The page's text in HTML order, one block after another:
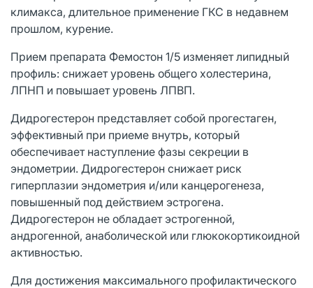
климакса, длительное применение ГКС в недавнем
прошлом, курение.
Прием препарата Фемостон 1/5 изменяет липидный
профиль: снижает уровень общего холестерина,
ЛПНП и повышает уровень ЛПВП.
Дидрогестерон представляет собой прогестаген,
эффективный при приеме внутрь, который
обеспечивает наступление фазы секреции в
эндометрии. Дидрогестерон снижает риск
гиперплазии эндометрия и/или канцерогенеза,
повышенный под действием эстрогена.
Дидрогестерон не обладает эстрогенной,
андрогенной, анаболической или глюкокортикоидной
активностью.
Для достижения максимального профилактического